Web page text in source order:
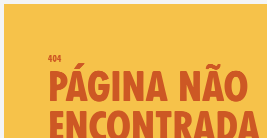
404
PÁGINA NÃO
ENCONTRADA